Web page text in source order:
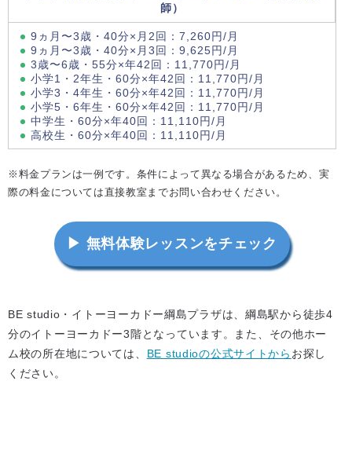
師）
9ヵ月〜3歳・40分×月2回：7,260円/月
9ヵ月〜3歳・40分×月3回：9,625円/月
3歳〜6歳・55分×年42回：11,770円/月
小学1・2年生・60分×年42回：11,770円/月
小学3・4年生・60分×年42回：11,770円/月
小学5・6年生・60分×年42回：11,770円/月
中学生・60分×年40回：11,110円/月
高校生・60分×年40回：11,110円/月
※料金プランは一例です。条件によって異なる場合があるため、実
際の料金については直接教室までお問い合わせください。
▶ 無料体験レッスンをチェック
BE studio・イトーヨーカドー綱島プラザは、綱島駅から徒歩4
分のイトーヨーカドー3階となっています。また、その他ホー
ム校の所在地については、 BE studioの公式サイトから お探し
ください。